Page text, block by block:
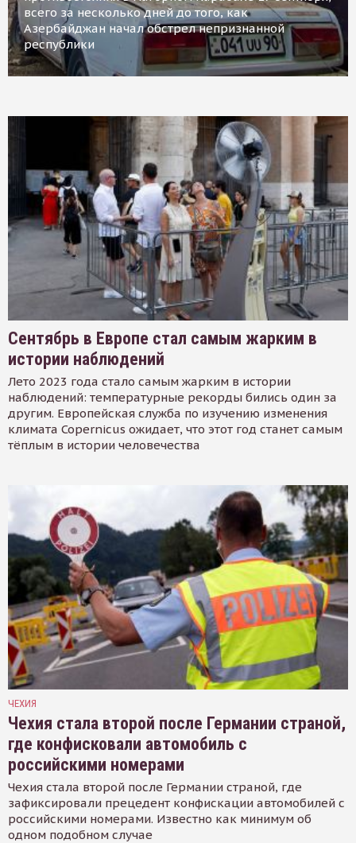
всего за несколько дней до того, как
Азербайджан начал обстрел непризнанной
республики
Сентябрь в Европе стал самым жарким в
истории наблюдений
Лето 2023 года стало самым жарким в истории
наблюдений: температурные рекорды бились один за
другим. Европейская служба по изучению изменения
климата Copernicus ожидает, что этот год станет самым
тёплым в истории человечества
ЧЕХИЯ
Чехия стала второй после Германии страной,
где конфисковали автомобиль с
российскими номерами
Чехия стала второй после Германии страной, где
зафиксировали прецедент конфискации автомобилей с
российскими номерами. Известно как минимум об
одном подобном случае